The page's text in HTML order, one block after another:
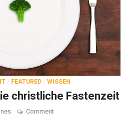
/ FEATURED / WISSEN
christliche Fastenzeit
Commenton